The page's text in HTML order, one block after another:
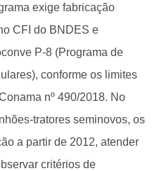
exige fabricação
CFI do BNDES e
P-8 (Programa de
conforme os limites
nº 490/2018. No
tratores seminovos, os
a partir de 2012, atender
critérios de